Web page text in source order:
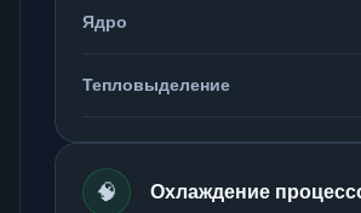
Ядро
Тепловыделение
🧠 Охлаждение